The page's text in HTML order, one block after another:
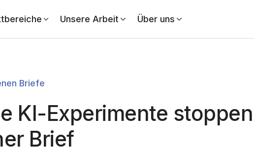
Unsere Arbeit Über uns
Briefe
KI-Experimente
Brief